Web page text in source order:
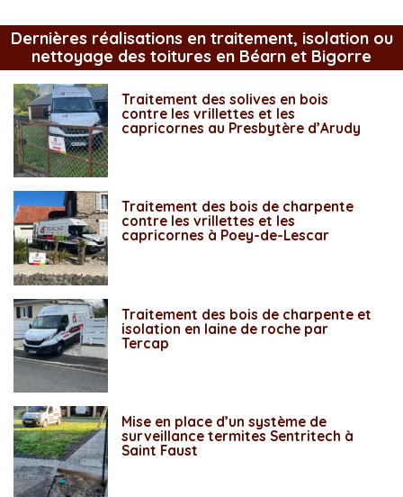
Dernières réalisations en traitement, isolation ou
nettoyage des toitures en Béarn et Bigorre
Traitement des solives en bois
contre les vrillettes et les
capricornes au Presbytère d’Arudy
Traitement des bois de charpente
contre les vrillettes et les
capricornes à Poey-de-Lescar
Traitement des bois de charpente et
isolation en laine de roche par
Tercap
Mise en place d’un système de
surveillance termites Sentritech à
Saint Faust